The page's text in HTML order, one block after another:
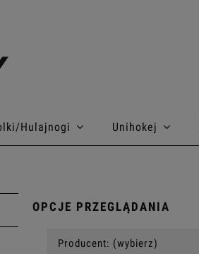
Hulajnogi Unihokej
OPCJE PRZEGLĄDANIA
Producent: (wybierz)